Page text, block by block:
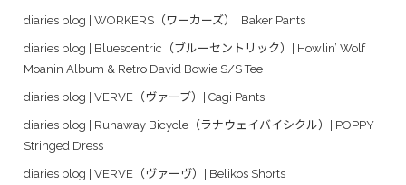
diaries blog | WORKERS（ワーカーズ）| Baker Pants
diaries blog | Bluescentric（ブルーセントリック）| Howlin’ Wolf
Moanin Album & Retro David Bowie S/S Tee
diaries blog | VERVE（ヴァーブ）| Cagi Pants
diaries blog | Runaway Bicycle（ラナウェイバイシクル）| POPPY
Stringed Dress
diaries blog | VERVE（ヴァーヴ）| Belikos Shorts